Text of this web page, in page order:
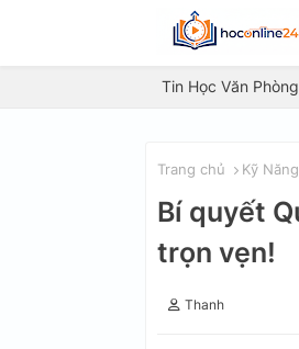
Tin Học Văn Phòng
Trang chủ Kỹ Năng
Bí quyết
trọn vẹn!
Thanh